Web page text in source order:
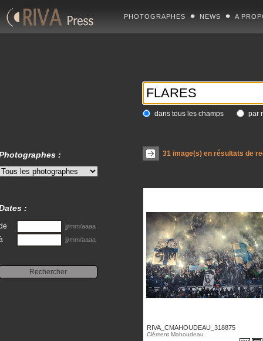
PHOTOGRAPHES NEWS A
dans tous les champs par
31image(s) en résultats de
RIVA_CMAHOUDEAU_318875
Clément Mahoudeau
:
:
jj/mm/aaaa
jj/mm/aaaa